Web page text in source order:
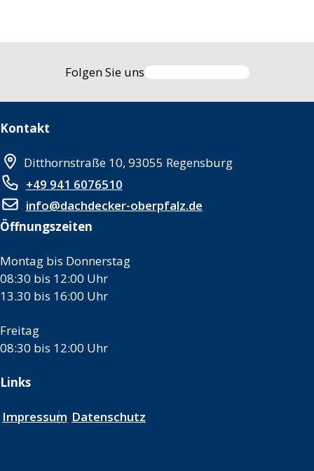
Folgen Sie uns
Kontakt
Ditthornstraße 10, 93055 Regensburg
+49 941 6076510
info@dachdecker-oberpfalz.de
Öffnungszeiten
Montag bis Donnerstag
08:30 bis 12:00 Uhr
13.30 bis 16:00 Uhr
Freitag
08:30 bis 12:00 Uhr
Links
Impressum Datenschutz